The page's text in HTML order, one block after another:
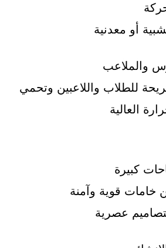
أو معدنية
للطلاب واللاعبين وتحمي
العالية
كبيرة
خامات قوية وآمنة
عصرية